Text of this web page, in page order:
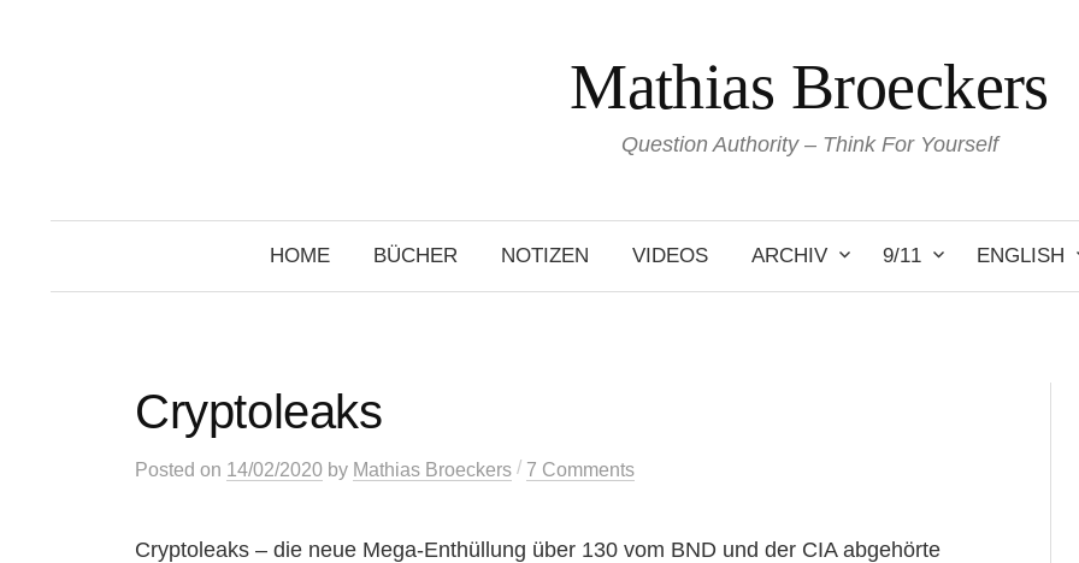
Mathias Broeckers
Question Authority – Think For Yourself
HOME BÜCHER NOTIZEN VIDEOS ARCHIV 9/11 ENGLISH
Cryptoleaks
Posted on 14/02/2020 by Mathias Broeckers / 7 Comments
Cryptoleaks – die neue Mega-Enthüllung über 130 vom BND und der CIA abgehörte